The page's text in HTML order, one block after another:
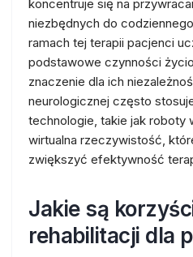
koncentruje się na
niezbędnych do
ramach tej terapii pacjenci
podstawowe czynności
znaczenie dla ich
neurologicznej często
technologie, takie jak roboty
wirtualna rzeczywistość,
zwiększyć efektywność
Jakie są
rehabilitacji dla